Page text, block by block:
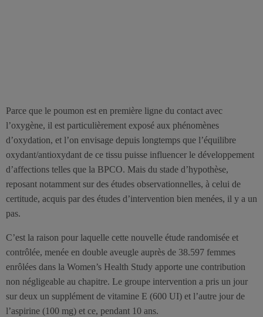
Parce que le poumon est en première ligne du contact avec
l’oxygène, il est particulièrement exposé aux phénomènes
d’oxydation, et l’on envisage depuis longtemps que l’équilibre
oxydant/antioxydant de ce tissu puisse influencer le développement
d’affections telles que la BPCO. Mais du stade d’hypothèse,
reposant notamment sur des études observationnelles, à celui de
certitude, acquis par des études d’intervention bien menées, il y a un
pas.
C’est la raison pour laquelle cette nouvelle étude randomisée et
contrôlée, menée en double aveugle auprès de 38.597 femmes
enrôlées dans la Women’s Health Study apporte une contribution
non négligeable au chapitre. Le groupe intervention a pris un jour
sur deux un supplément de vitamine E (600 UI) et l’autre jour de
l’aspirine (100 mg) et ce, pendant 10 ans.